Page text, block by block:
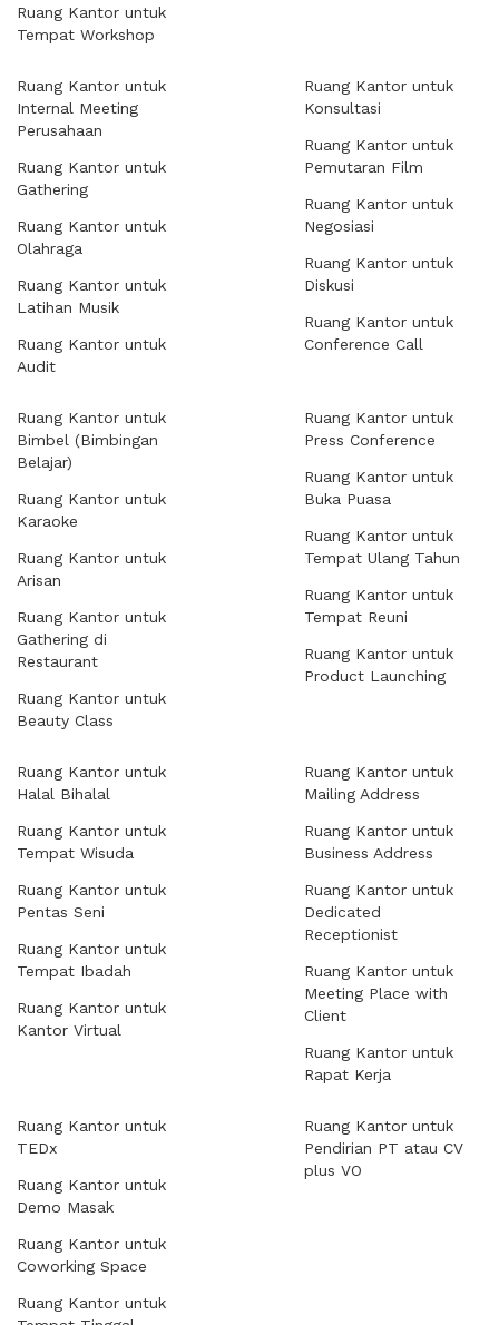
Ruang Kantor untuk
Tempat Workshop
Ruang Kantor untuk
Internal Meeting
Perusahaan
Ruang Kantor untuk
Gathering
Ruang Kantor untuk
Olahraga
Ruang Kantor untuk
Latihan Musik
Ruang Kantor untuk
Audit
Ruang Kantor untuk
Konsultasi
Ruang Kantor untuk
Pemutaran Film
Ruang Kantor untuk
Negosiasi
Ruang Kantor untuk
Diskusi
Ruang Kantor untuk
Conference Call
Ruang Kantor untuk
Bimbel (Bimbingan
Belajar)
Ruang Kantor untuk
Karaoke
Ruang Kantor untuk
Arisan
Ruang Kantor untuk
Gathering di
Restaurant
Ruang Kantor untuk
Beauty Class
Ruang Kantor untuk
Press Conference
Ruang Kantor untuk
Buka Puasa
Ruang Kantor untuk
Tempat Ulang Tahun
Ruang Kantor untuk
Tempat Reuni
Ruang Kantor untuk
Product Launching
Ruang Kantor untuk
Halal Bihalal
Ruang Kantor untuk
Tempat Wisuda
Ruang Kantor untuk
Pentas Seni
Ruang Kantor untuk
Tempat Ibadah
Ruang Kantor untuk
Kantor Virtual
Ruang Kantor untuk
Mailing Address
Ruang Kantor untuk
Business Address
Ruang Kantor untuk
Dedicated
Receptionist
Ruang Kantor untuk
Meeting Place with
Client
Ruang Kantor untuk
Rapat Kerja
Ruang Kantor untuk
TEDx
Ruang Kantor untuk
Demo Masak
Ruang Kantor untuk
Coworking Space
Ruang Kantor untuk
Ruang Kantor untuk
Pendirian PT atau CV
plus VO